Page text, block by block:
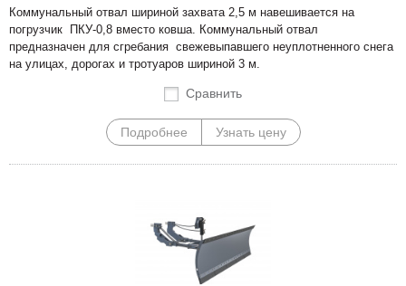
Коммунальный отвал шириной захвата 2,5 м навешивается на
погрузчик ПКУ-0,8 вместо ковша. Коммунальный отвал
предназначен для сгребания свежевыпавшего неуплотненного снега
на улицах, дорогах и тротуаров шириной 3 м.
Сравнить
Подробнее Узнать цену